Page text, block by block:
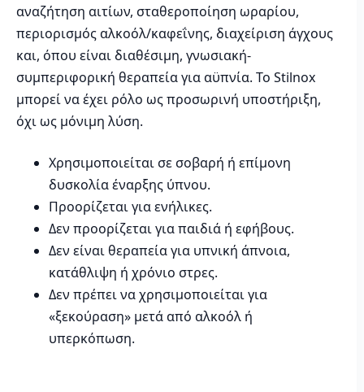
αναζήτηση αιτίων, σταθεροποίηση ωραρίου,
περιορισμός αλκοόλ/καφεΐνης, διαχείριση άγχους
και, όπου είναι διαθέσιμη, γνωσιακή-
συμπεριφορική θεραπεία για αϋπνία. Το Stilnox
μπορεί να έχει ρόλο ως προσωρινή υποστήριξη,
όχι ως μόνιμη λύση.
Χρησιμοποιείται σε σοβαρή ή επίμονη
δυσκολία έναρξης ύπνου.
Προορίζεται για ενήλικες.
Δεν προορίζεται για παιδιά ή εφήβους.
Δεν είναι θεραπεία για υπνική άπνοια,
κατάθλιψη ή χρόνιο στρες.
Δεν πρέπει να χρησιμοποιείται για
«ξεκούραση» μετά από αλκοόλ ή
υπερκόπωση.